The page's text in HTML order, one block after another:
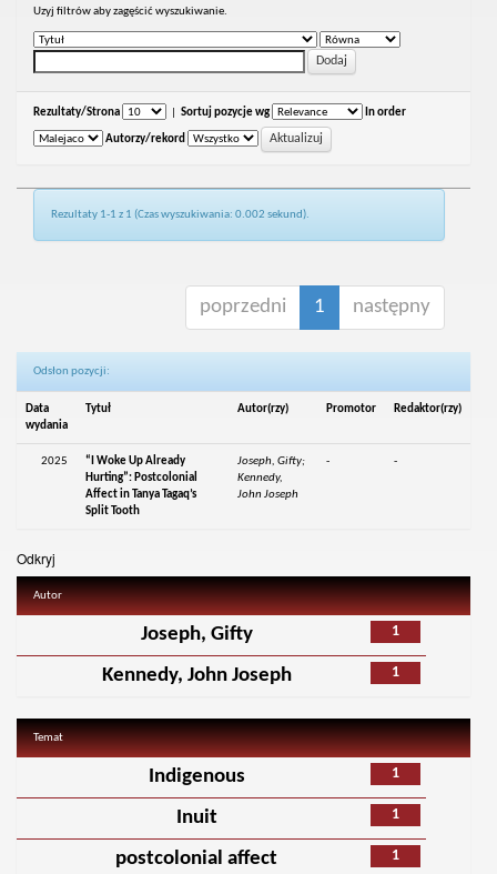
Uzyj filtrów aby zagęścić wyszukiwanie.
Rezultaty/Strona Sortuj pozycje wg In order
Autorzy/rekord
Rezultaty 1-1 z 1 (Czas wyszukiwania: 0.002 sekund).
poprzedni 1 następny
Odsłon pozycji:
Data
wydania
Tytuł Autor(rzy) Promotor Redaktor(rzy)
2025
“I Woke Up Already
Hurting”: Postcolonial
Affect in Tanya Tagaq’s
Split Tooth
Joseph, Gifty;
Kennedy,
John Joseph
- -
Odkryj
Autor
1
Joseph, Gifty
1
Kennedy, John Joseph
Temat
1
Indigenous
1
Inuit
1
postcolonial affect